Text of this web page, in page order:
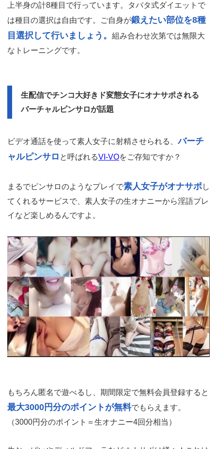
上半身の計8種目で行っています。タバタ式ダイエットで
は種目の選択は自由です。ご自身が鍛えたい部位を8種
目選択して行いましょう。 組み合わせ次第では無限大
なトレーニングです。
生配信でチンコ大好きド変態女子にオナサポされる
バーチャルピンサロが話題
ビデオ通話を使って素人女子に射精させられる、バーチ
ャルピンサロ と呼ばれるVI-VOをご存知ですか？
まるでピンサロのようなプレイで素人女子がオナサポし
てくれるサービスで、素人女子の生オナニーから淫語プレ
イなど楽しめるんですよ。
もちろん匿名で遊べるし、期間限定で無料会員登録すると
最大3000円分のポイントが無料でもらえます。
（3000円分のポイント＝生オナニー4回分相当）